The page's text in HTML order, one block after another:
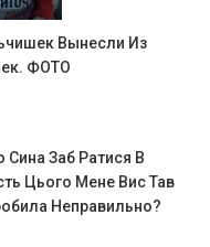
Вынесли Из
ФОТО
Заб Ратися В
Цього Мене Вис Тав
Неправильно?